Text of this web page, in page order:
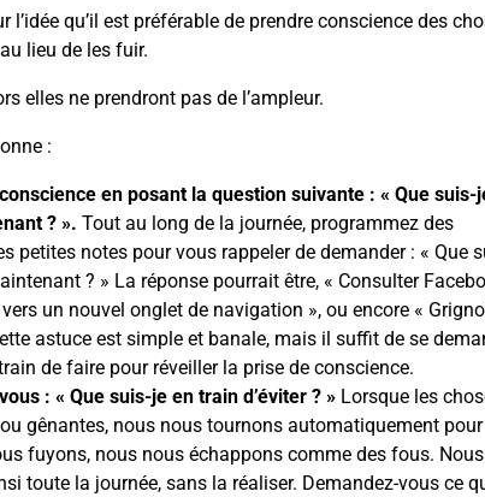
l’idée qu’il est préférable de prendre conscience des
lieu de les fuir.
elles ne prendront pas de l’ampleur.
:
en posant la question suivante : « Que suis-
? ». Tout au long de la journée, programmez des
petites notes pour vous rappeler de demander : « Que
? » La réponse pourrait être, « Consulter
un nouvel onglet de navigation », ou encore «
astuce est simple et banale, mais il suffit de se
de faire pour réveiller la prise de conscience.
: « Que suis-je en train d’éviter ? » Lorsque les
gênantes, nous nous tournons automatiquement pour
fuyons, nous nous échappons comme des fous. Nous
toute la journée, sans la réaliser. Demandez-vous ce